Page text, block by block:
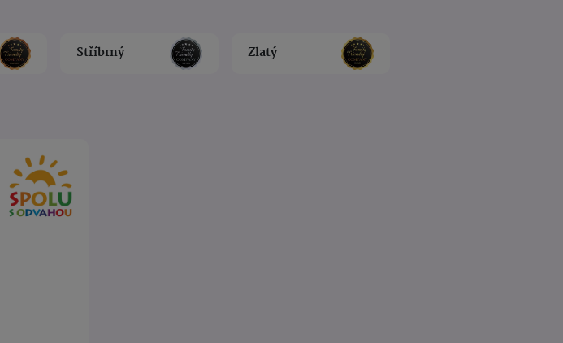
Stříbrný Zlatý